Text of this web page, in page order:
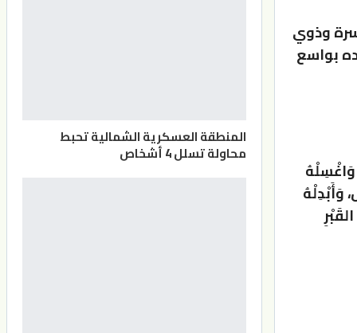
وذوي
بواسع
وَاغْسِلْهُ
وَأَبْدِلْهُ
المنطقة العسكرية الشمالية تحبط
محاولة تسلل 4 أشخاص